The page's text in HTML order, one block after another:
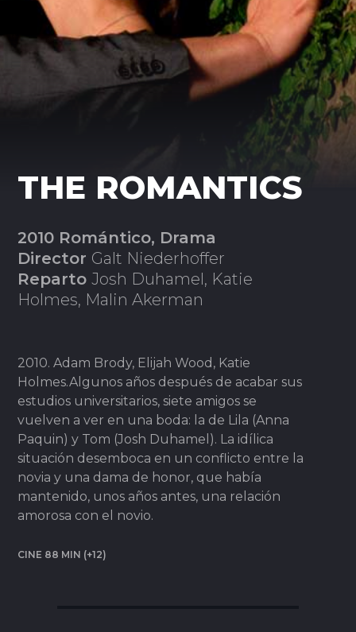
THE ROMANTICS
2010 Romántico, Drama
Director Galt Niederhoffer
RepartoJosh Duhamel, Katie
Holmes, Malin Akerman
2010. Adam Brody, Elijah Wood, Katie
Holmes.Algunos años después de acabar sus
estudios universitarios, siete amigos se
vuelven a ver en una boda: la de Lila (Anna
Paquin) y Tom (Josh Duhamel). La idílica
situación desemboca en un conflicto entre la
novia y una dama de honor, que había
mantenido, unos años antes, una relación
amorosa con el novio.
CINE 88 MIN (+12)